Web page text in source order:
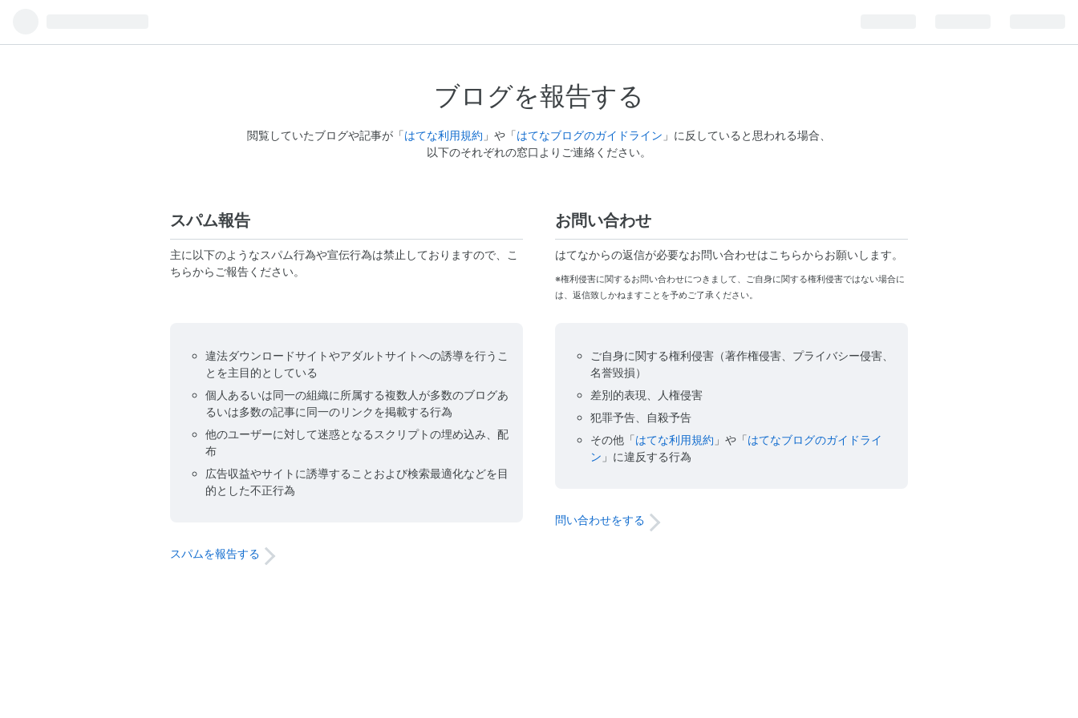
ブログを報告する
閲覧していたブログや記事が「はてな利用規約 」や「はてなブログのガイドライン 」に反していると思われる場合、
以下のそれぞれの窓口よりご連絡ください。
スパム報告
主に以下のようなスパム行為や宣伝行為は禁止しておりますので、こ
ちらからご報告ください。
違法ダウンロードサイトやアダルトサイトへの誘導を行うこ
とを主目的としている
個人あるいは同一の組織に所属する複数人が多数のブログあ
るいは多数の記事に同一のリンクを掲載する行為
他のユーザーに対して迷惑となるスクリプトの埋め込み、配
布
広告収益やサイトに誘導することおよび検索最適化などを目
的とした不正行為
スパムを報告する
お問い合わせ
はてなからの返信が必要なお問い合わせはこちらからお願いします。
※権利侵害に関するお問い合わせにつきまして、ご自身に関する権利侵害ではない場合に
は、返信致しかねますことを予めご了承ください。
ご自身に関する権利侵害（著作権侵害、プライバシー侵害、
名誉毀損）
差別的表現、人権侵害
犯罪予告、自殺予告
その他「はてな利用規約 」や「はてなブログのガイドライ
ン 」に違反する行為
問い合わせをする